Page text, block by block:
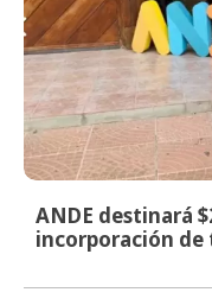
ANDE destinará
incorporación